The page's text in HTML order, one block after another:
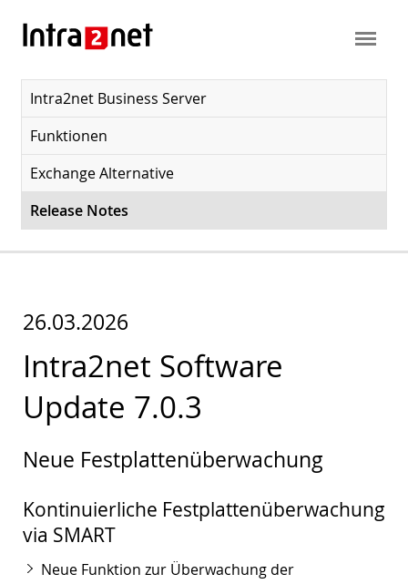
Intra2net Business Server
Funktionen
Exchange Alternative
Release Notes
26.03.2026
Intra2net Software
Update 7.0.3
Neue Festplattenüberwachung
Kontinuierliche Festplattenüberwachung
via SMART
Neue Funktion zur Überwachung der